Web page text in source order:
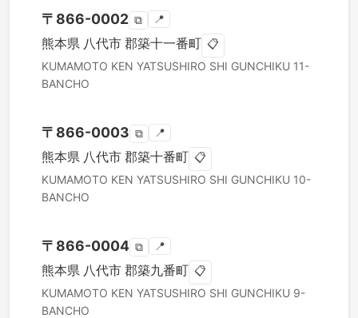
〒 866-0002 ⧉ 📍
熊本県 八代市 郡築十一番町 📋
KUMAMOTO KEN YATSUSHIRO SHI GUNCHIKU 11-
BANCHO
〒 866-0003 ⧉ 📍
熊本県 八代市 郡築十番町 📋
KUMAMOTO KEN YATSUSHIRO SHI GUNCHIKU 10-
BANCHO
〒 866-0004 ⧉ 📍
熊本県 八代市 郡築九番町 📋
KUMAMOTO KEN YATSUSHIRO SHI GUNCHIKU 9-
BANCHO